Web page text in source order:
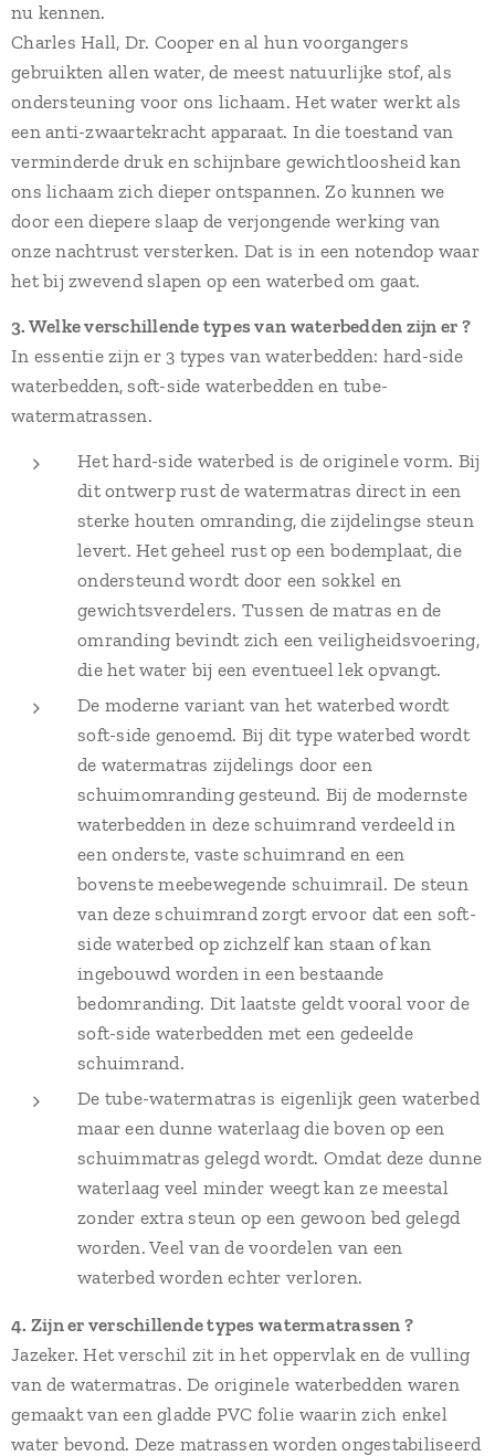
nu kennen.
Charles Hall, Dr. Cooper en al hun voorgangers
gebruikten allen water, de meest natuurlijke stof, als
ondersteuning voor ons lichaam. Het water werkt als
een anti-zwaartekracht apparaat. In die toestand van
verminderde druk en schijnbare gewichtloosheid kan
ons lichaam zich dieper ontspannen. Zo kunnen we
door een diepere slaap de verjongende werking van
onze nachtrust versterken. Dat is in een notendop waar
het bij zwevend slapen op een waterbed om gaat.
3. Welke verschillende types van waterbedden zijn er ?
In essentie zijn er 3 types van waterbedden: hard-side
waterbedden, soft-side waterbedden en tube-
watermatrassen.
Het hard-side waterbed is de originele vorm. Bij
dit ontwerp rust de watermatras direct in een
sterke houten omranding, die zijdelingse steun
levert. Het geheel rust op een bodemplaat, die
ondersteund wordt door een sokkel en
gewichtsverdelers. Tussen de matras en de
omranding bevindt zich een veiligheidsvoering,
die het water bij een eventueel lek opvangt.
De moderne variant van het waterbed wordt
soft-side genoemd. Bij dit type waterbed wordt
de watermatras zijdelings door een
schuimomranding gesteund. Bij de modernste
waterbedden in deze schuimrand verdeeld in
een onderste, vaste schuimrand en een
bovenste meebewegende schuimrail. De steun
van deze schuimrand zorgt ervoor dat een soft-
side waterbed op zichzelf kan staan of kan
ingebouwd worden in een bestaande
bedomranding. Dit laatste geldt vooral voor de
soft-side waterbedden met een gedeelde
schuimrand.
De tube-watermatras is eigenlijk geen waterbed
maar een dunne waterlaag die boven op een
schuimmatras gelegd wordt. Omdat deze dunne
waterlaag veel minder weegt kan ze meestal
zonder extra steun op een gewoon bed gelegd
worden. Veel van de voordelen van een
waterbed worden echter verloren.
4. Zijn er verschillende types watermatrassen ?
Jazeker. Het verschil zit in het oppervlak en de vulling
van de watermatras. De originele waterbedden waren
gemaakt van een gladde PVC folie waarin zich enkel
water bevond. Deze matrassen worden ongestabiliseerd